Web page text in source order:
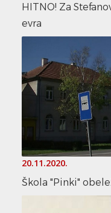
HITNO! Za
evra
20.11.2020.
Škola "Pinki"